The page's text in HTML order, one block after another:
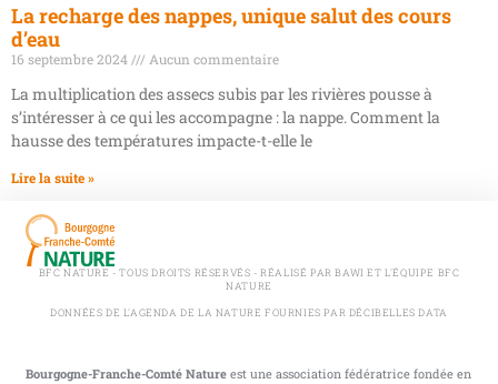
La recharge des nappes, unique salut des cours
d’eau
16 septembre 2024 Aucun commentaire
La multiplication des assecs subis par les rivières pousse à
s’intéresser à ce qui les accompagne : la nappe. Comment la
hausse des températures impacte-t-elle le
Lire la suite »
BFC NATURE - TOUS DROITS RÉSERVÉS - RÉALISÉ PAR BAWI ET L'ÉQUIPE BFC
NATURE
DONNÉES DE L'AGENDA DE LA NATURE FOURNIES PAR DÉCIBELLES DATA
Bourgogne-Franche-Comté Nature est une association fédératrice fondée en